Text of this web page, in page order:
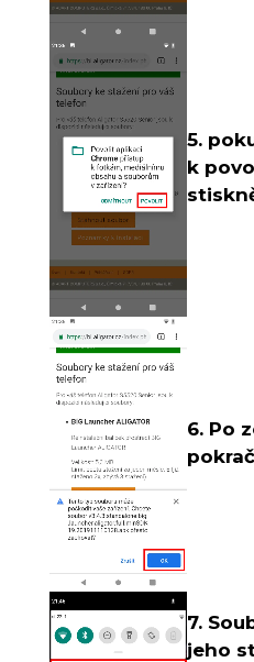
5.
k
6. Po
7.
jeho